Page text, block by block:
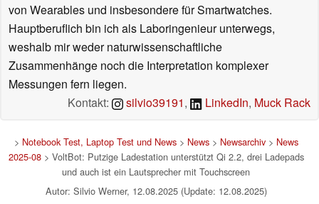
von Wearables und insbesondere für Smartwatches.
Hauptberuflich bin ich als Laboringenieur unterwegs,
weshalb mir weder naturwissenschaftliche
Zusammenhänge noch die Interpretation komplexer
Messungen fern liegen.
Kontakt:
silvio39191, LinkedIn, Muck Rack
> Notebook Test, Laptop Test und News> News> Newsarchiv> News
2025-08> VoltBot: Putzige Ladestation unterstützt Qi 2.2, drei Ladepads
und auch ist ein Lautsprecher mit Touchscreen
Autor: Silvio Werner, 12.08.2025 (Update: 12.08.2025)